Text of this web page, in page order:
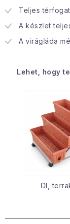
Érintkezés
Teljes
A készlet
A virágláda
Lehet, hogy
DI,